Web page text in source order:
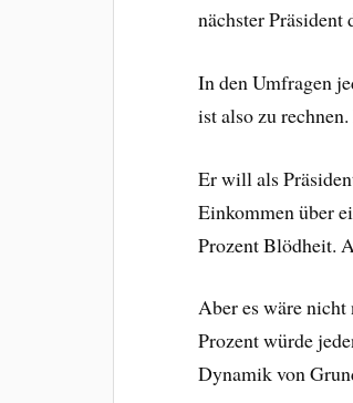
nächster Präsident
In den Umfragen
ist also zu
Er will als
Einkommen über
Prozent Blödheit.
Aber es wäre nicht
Prozent würde
Dynamik von